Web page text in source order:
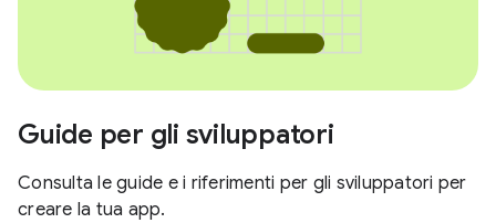
Guide per gli sviluppatori
Consulta le guide e i riferimenti per gli sviluppatori per
creare la tua app.